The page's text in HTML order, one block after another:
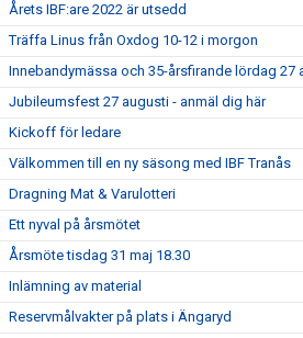
Årets IBF:are 2022 är utsedd
Träffa Linus från Oxdog 10-12 i morgon
Innebandymässa och 35-årsfirande lördag 27
Jubileumsfest 27 augusti - anmäl dig här
Kickoff för ledare
Välkommen till en ny säsong med IBF Tranås
Dragning Mat & Varulotteri
Ett nyval på årsmötet
Årsmöte tisdag 31 maj 18.30
Inlämning av material
Reservmålvakter på plats i Ängaryd